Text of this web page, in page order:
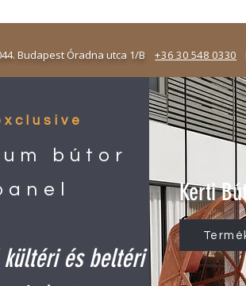
Budapest Óradna utca 1/B+36 30 548 0330
bútor
és beltéri
Kerti